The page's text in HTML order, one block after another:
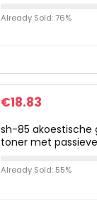
Already Sold: 76%
€18.83
sh-85
toner met
Already Sold: 55%